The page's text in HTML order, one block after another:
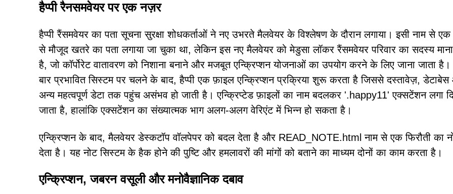
हैप्पी रैनसमवेयर पर एक नज़र
हैप्पी रैंसमवेयर का पता सूचना सुरक्षा शोधकर्ताओं ने नए उभरते मैलवेयर के विश्लेषण के दौरान लगाया। इसी नाम से
से मौजूद खतरे का पता लगाया जा चुका था, लेकिन इस नए मैलवेयर को मेडुसा लॉकर रैंसमवेयर परिवार का सदस्य
है, जो कॉर्पोरेट वातावरण को निशाना बनाने और मजबूत एन्क्रिप्शन योजनाओं का उपयोग करने के लिए जाना जाता
बार प्रभावित सिस्टम पर चलने के बाद, हैप्पी एक फ़ाइल एन्क्रिप्शन प्रक्रिया शुरू करता है जिससे दस्तावेज़,
अन्य महत्वपूर्ण डेटा तक पहुंच असंभव हो जाती है। एन्क्रिप्टेड फ़ाइलों का नाम बदलकर '.happy11' एक्सटेंशन लगा
जाता है, हालांकि एक्सटेंशन का संख्यात्मक भाग अलग-अलग वेरिएंट में भिन्न हो सकता है।
एन्क्रिप्शन के बाद, मैलवेयर डेस्कटॉप वॉलपेपर को बदल देता है और READ_NOTE.html नाम से एक फिरौती का
देता है। यह नोट सिस्टम के हैक होने की पुष्टि और हमलावरों की मांगों को बताने का माध्यम दोनों का काम करता है।
एन्क्रिप्शन, जबरन वसूली और मनोवैज्ञानिक दबाव